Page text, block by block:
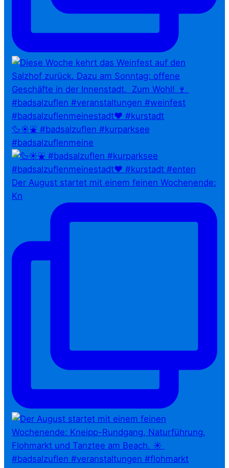
🦆☀️⛲ #badsalzuflen #kurparksee
#badsalzuflenmeine
Der August startet mit einem feinen Wochenende:
Kn